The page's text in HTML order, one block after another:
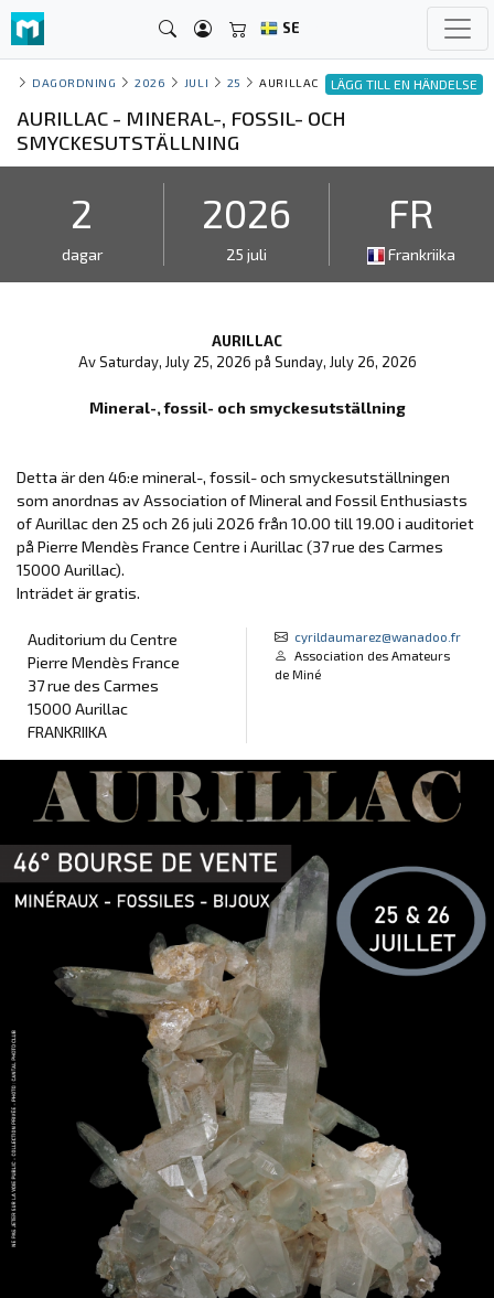
SE
LÄGG TILL EN HÄNDELSE
DAGORDNING 2026 JULI 25 AURILLAC
AURILLAC - MINERAL-, FOSSIL- OCH
SMYCKESUTSTÄLLNING
2
dagar
2026
25 juli
FR
Frankriika
AURILLAC
Av Saturday, July 25, 2026 på Sunday, July 26, 2026
Mineral-, fossil- och smyckesutställning
Detta är den 46:e mineral-, fossil- och smyckesutställningen
som anordnas av Association of Mineral and Fossil Enthusiasts
of Aurillac den 25 och 26 juli 2026 från 10.00 till 19.00 i auditoriet
på Pierre Mendès France Centre i Aurillac (37 rue des Carmes
15000 Aurillac).
Inträdet är gratis.
Auditorium du Centre
Pierre Mendès France
37 rue des Carmes
15000 Aurillac
FRANKRIIKA
cyrildaumarez@wanadoo.fr
Association des Amateurs
de Miné